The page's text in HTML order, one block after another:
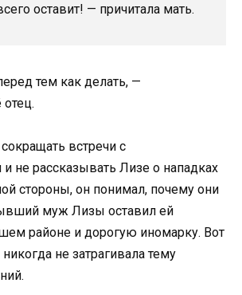
оставит! — причитала мать.
тем как делать, —
встречи с
не рассказывать Лизе о нападках
стороны, он понимал, почему они
муж Лизы оставил ей
районе и дорогую иномарку. Вот
не затрагивала тему